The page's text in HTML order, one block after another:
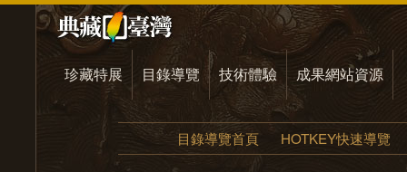
珍藏特展 目錄導覽 技術體驗 成果網站資源
目錄導覽首頁 HOTKEY快速導覽